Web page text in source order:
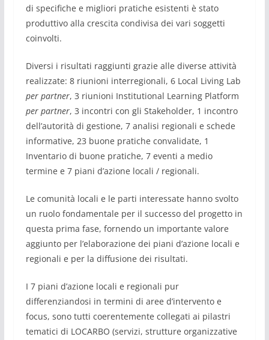
di specifiche e migliori pratiche esistenti è stato
produttivo alla crescita condivisa dei vari soggetti
coinvolti.
Diversi i risultati raggiunti grazie alle diverse attività
realizzate: 8 riunioni interregionali, 6 Local Living Lab
per partner, 3 riunioni Institutional Learning Platform
per partner, 3 incontri con gli Stakeholder, 1 incontro
dell’autorità di gestione, 7 analisi regionali e schede
informative, 23 buone pratiche convalidate, 1
Inventario di buone pratiche, 7 eventi a medio
termine e 7 piani d’azione locali / regionali.
Le comunità locali e le parti interessate hanno svolto
un ruolo fondamentale per il successo del progetto in
questa prima fase, fornendo un importante valore
aggiunto per l’elaborazione dei piani d’azione locali e
regionali e per la diffusione dei risultati.
I 7 piani d’azione locali e regionali pur
differenziandosi in termini di aree d’intervento e
focus, sono tutti coerentemente collegati ai pilastri
tematici di LOCARBO (servizi, strutture organizzative